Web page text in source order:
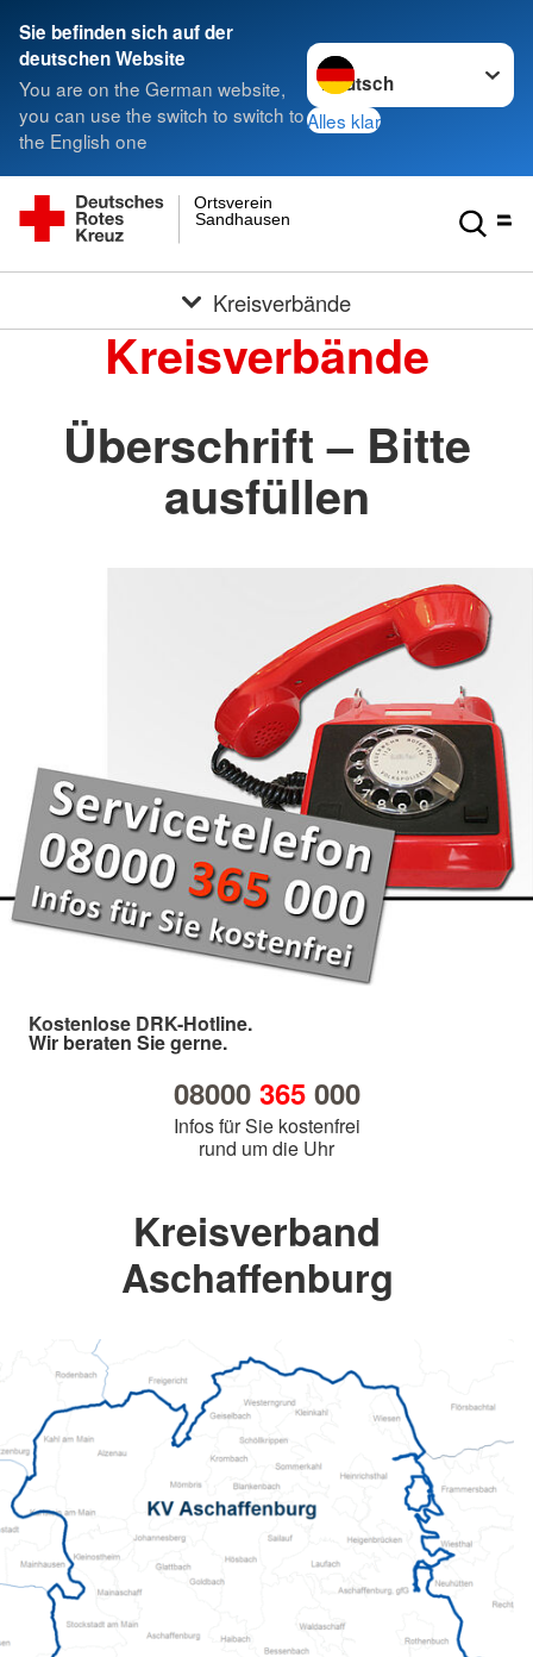
Sie befinden sich auf der
deutschen Website
You are on the German website,
you can use the switch to switch to
the English one
Sprache wechseln zu
Alles klar
Sandhausen
Ortsverein
Kreisverbände
Kreisverbände
Überschrift – Bitte
ausfüllen
Kostenlose DRK-Hotline.
Wir beraten Sie gerne.
08000 365000
Infos für Sie kostenfrei
rund um die Uhr
Kreisverband
Aschaffenburg